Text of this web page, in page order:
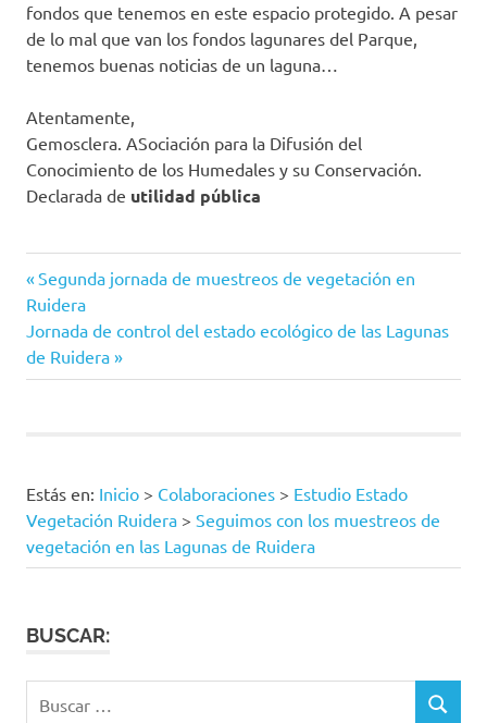
fondos que tenemos en este espacio protegido. A pesar
de lo mal que van los fondos lagunares del Parque,
tenemos buenas noticias de un laguna…
Atentamente,
Gemosclera. ASociación para la Difusión del
Conocimiento de los Humedales y su Conservación.
Declarada de utilidad pública
vegetación
acuática
de
Navegación
de
entradas
Entrada
anterior:
Segunda jornada de muestreos de vegetación en
Ruidera
Siguiente
entrada:
Jornada de control del estado ecológico de las Lagunas
de Ruidera
Estás en: Inicio > Colaboraciones > Estudio Estado
Vegetación Ruidera > Seguimos con los muestreos de
vegetación en las Lagunas de Ruidera
BUSCAR:
BUSCAR